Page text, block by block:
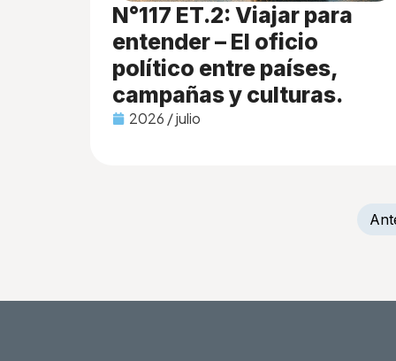
N°117 ET.2: Viajar para
entender – El oficio
político entre países,
campañas y culturas.
2026 / julio